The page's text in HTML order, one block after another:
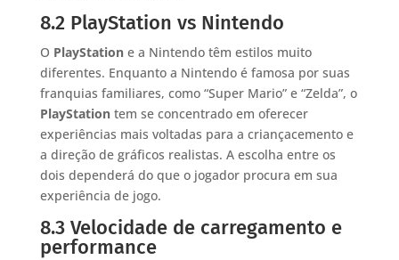
8.2 PlayStation vs Nintendo
O PlayStatione a Nintendo têm estilos muito
diferentes. Enquanto a Nintendo é famosa por suas
franquias familiares, como “Super Mario” e “Zelda”, o
PlayStationtem se concentrado em oferecer
experiências mais voltadas para a criançacemento e
a direção de gráficos realistas. A escolha entre os
dois dependerá do que o jogador procura em sua
experiência de jogo.
8.3 Velocidade de carregamento e
performance